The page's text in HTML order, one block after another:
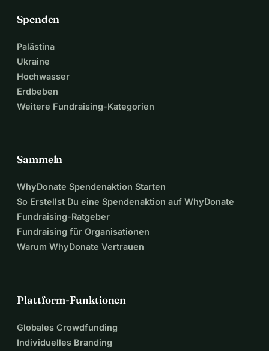
Spenden
Palästina
Ukraine
Hochwasser
Erdbeben
Weitere Fundraising-Kategorien
Sammeln
WhyDonate Spendenaktion Starten
So Erstellst Du eine Spendenaktion auf WhyDonate
Fundraising-Ratgeber
Fundraising für Organisationen
Warum WhyDonate Vertrauen
Plattform-Funktionen
Globales Crowdfunding
Individuelles Branding